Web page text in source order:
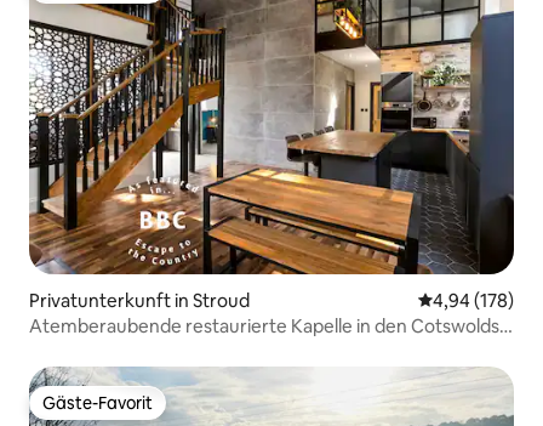
Privatunterkunft in Stroud
4,94 (178)
Atemberaubende restaurierte Kapelle in den Cotswolds
Gäste-Favorit
Gäste-Favorit